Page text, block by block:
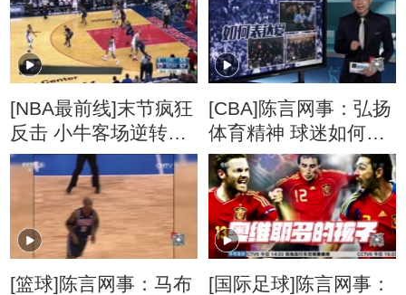
[NBA最前线]末节疯狂
反击 小牛客场逆转奇
才
[CBA]陈言网事：弘扬
体育精神 球迷如何表
达爱
[篮球]陈言网事：马布
[国际足球]陈言网事：